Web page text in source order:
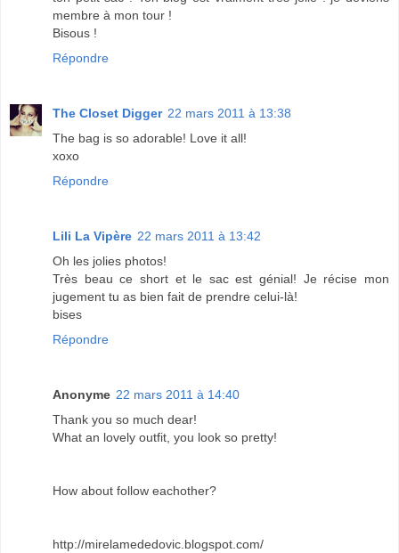
membre à mon tour !
Bisous !
Répondre
The Closet Digger 22 mars 2011 à 13:38
The bag is so adorable! Love it all!
xoxo
Répondre
Lili La Vipère 22 mars 2011 à 13:42
Oh les jolies photos!
Très beau ce short et le sac est génial! Je récise mon
jugement tu as bien fait de prendre celui-là!
bises
Répondre
Anonyme 22 mars 2011 à 14:40
Thank you so much dear!
What an lovely outfit, you look so pretty!
How about follow eachother?
http://mirelamededovic.blogspot.com/